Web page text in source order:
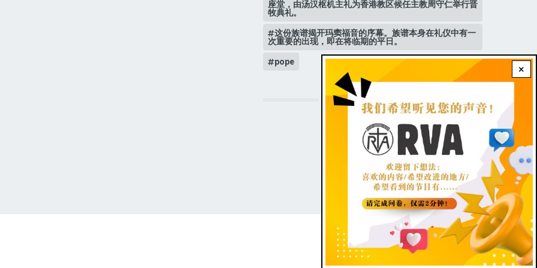
×
座堂，由汤汉枢机主礼为香港教区候任主教周守仁举行晋
牧典礼。
这份族谱揭开玛窦福音的序幕。族谱本身在礼仪中有一
次重要的出现，即在将临期的平日。
pope
STAY CONNECTED WITH US!
FOOTER
Contact Us Dark theme